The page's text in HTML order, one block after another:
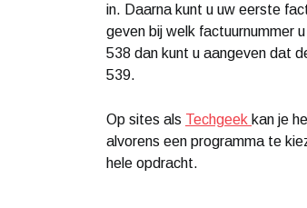
in. Daarna kunt u uw eerste
geven bij welk factuurnummer
538 dan kunt u aangeven dat
539.
Op sites als Techgeek kan je
alvorens een programma te
hele opdracht.